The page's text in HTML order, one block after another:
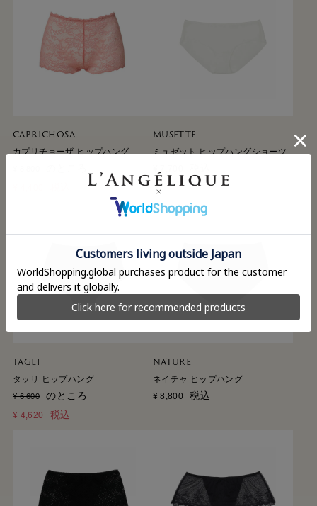
CAPRICHOSA
カプリチョーザ ヒップハング
MUSETTE
ミュゼット ヒップハングショーツ
TAGLI
タッリ ヒップハング
¥ 6,600 のところ
¥ 4,620 税込
NATURE
ネイチャ ヒップハング
¥ 8,800 税込